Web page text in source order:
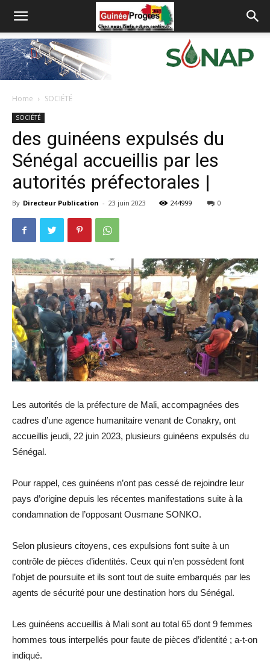
Home SOCIÉTÉ
SOCIÉTÉ
des guinéens expulsés du
Sénégal accueillis par les
autorités préfectorales |
By Directeur Publication - 23 juin 2023 244999 0
Les autorités de la préfecture de Mali, accompagnées des
cadres d’une agence humanitaire venant de Conakry, ont
accueillis jeudi, 22 juin 2023, plusieurs guinéens expulsés du
Sénégal.
Pour rappel, ces guinéens n’ont pas cessé de rejoindre leur
pays d’origine depuis les récentes manifestations suite à la
condamnation de l’opposant Ousmane SONKO.
Selon plusieurs citoyens, ces expulsions font suite à un
contrôle de pièces d’identités. Ceux qui n’en possèdent font
l’objet de poursuite et ils sont tout de suite embarqués par les
agents de sécurité pour une destination hors du Sénégal.
Les guinéens accueillis à Mali sont au total 65 dont 9 femmes
hommes tous interpellés pour faute de pièces d’identité ; a-t-on
indiqué.